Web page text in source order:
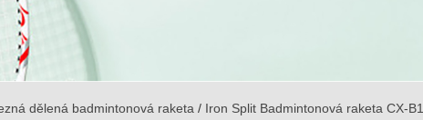
dělená badmintonová raketa / Iron Split Badmintonová raketa CX-